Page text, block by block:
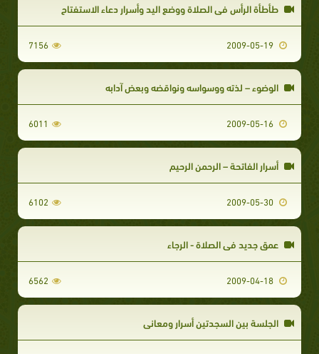
طأطأة الرأس في الصلاة ووضع اليد وأسرار دعاء الاستفتاح
7156
الوضوء – لذته ووسواسه ونواقضه وبعض آدابه
6011
أسرار الفاتحة – الرحمن الرحيم
6102
عمق جديد في الصلاة - الرجاء
6562
الجلسة بين السجدتين أسرار ومعاني